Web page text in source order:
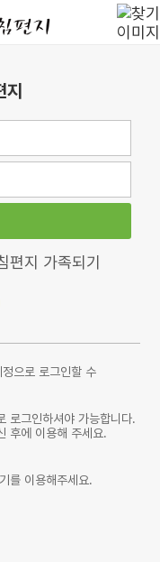
편지 가족되기
으로 로그인할 수
로그인하셔야 가능합니다.
후에 이용해 주세요.
를 이용해주세요.